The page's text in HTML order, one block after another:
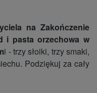
na Zakończenie
i pasta orzechowa w
i - trzy słoiki, trzy smaki,
Podziękuj za cały